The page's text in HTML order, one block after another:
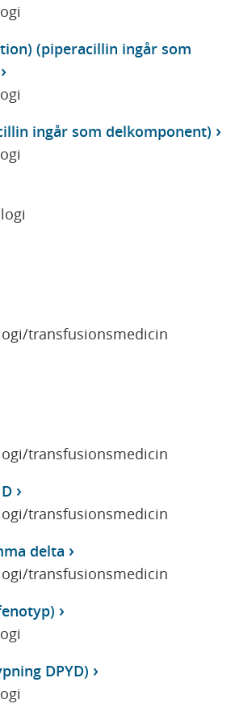
(piperacillin ingår som
ingår som delkomponent)
transfusionsmedicin
transfusionsmedicin
transfusionsmedicin
delta
transfusionsmedicin
DPYD)